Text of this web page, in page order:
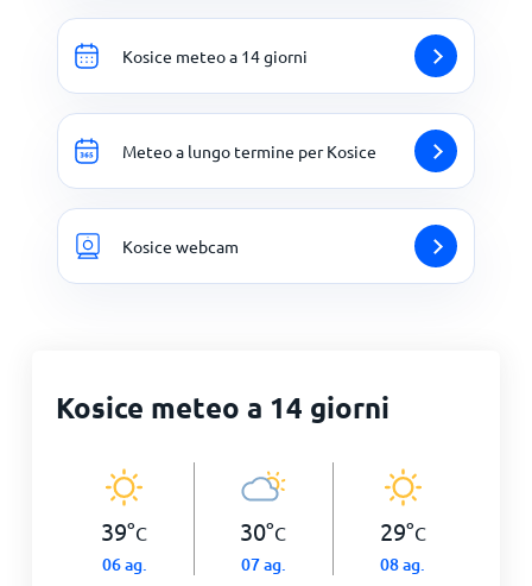
Kosice meteo a 14 giorni
Meteo a lungo termine per Kosice
Kosice webcam
Kosice meteo a 14 giorni
39°C
06 ag.
30°C
07 ag.
29°C
08 ag.